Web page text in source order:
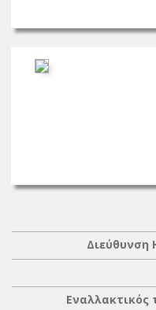
Διεύθυνση
Εναλλακτικός